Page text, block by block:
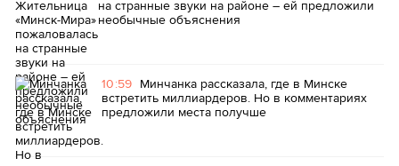
на странные звуки на районе – ей предложили
необычные объяснения
10:59 Минчанка рассказала, где в Минске
встретить миллиардеров. Но в комментариях
предложили места получше